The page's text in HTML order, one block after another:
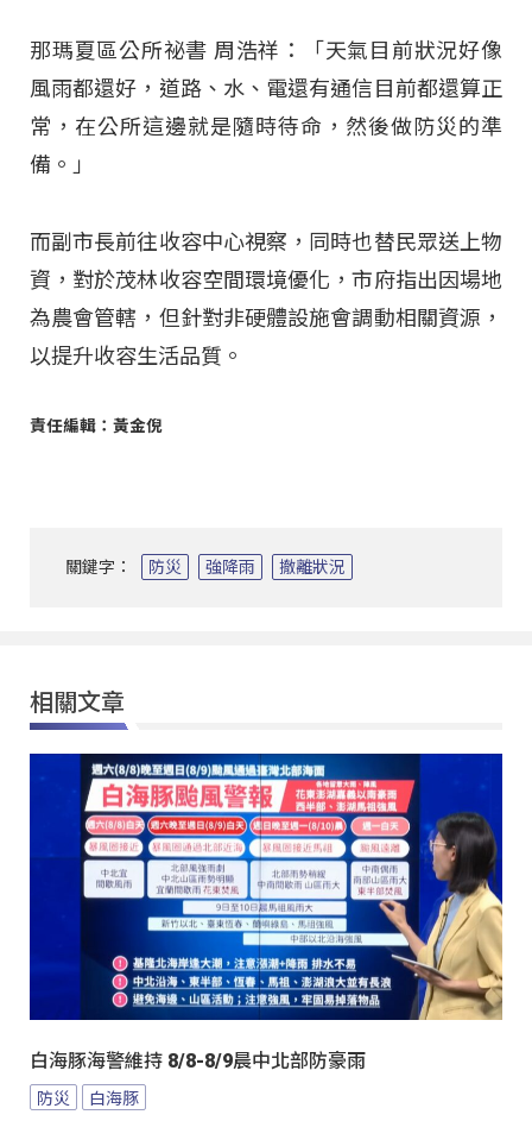
那瑪夏區公所祕書 周浩祥：「天氣目前狀況好像
風雨都還好，道路、水、電還有通信目前都還算正
常，在公所這邊就是隨時待命，然後做防災的準
備。」
而副市長前往收容中心視察，同時也替民眾送上物
資，對於茂林收容空間環境優化，市府指出因場地
為農會管轄，但針對非硬體設施會調動相關資源，
以提升收容生活品質。
責任編輯：黃金倪
關鍵字： 防災 強降雨 撤離狀況
相關文章
白海豚海警維持 8/8-8/9晨中北部防豪雨
防災 白海豚